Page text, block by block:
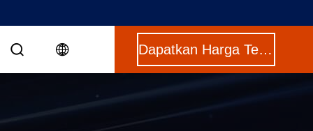
Dapatkan Harga Terbaik